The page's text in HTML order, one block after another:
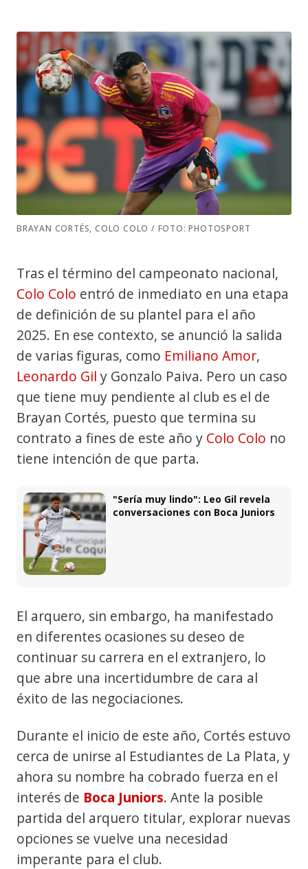
BRAYAN CORTÉS, COLO COLO / FOTO: PHOTOSPORT
Tras el término del campeonato nacional,
Colo Colo entró de inmediato en una etapa
de definición de su plantel para el año
2025. En ese contexto, se anunció la salida
de varias figuras, como Emiliano Amor,
Leonardo Gil y Gonzalo Paiva. Pero un caso
que tiene muy pendiente al club es el de
Brayan Cortés, puesto que termina su
contrato a fines de este año y Colo Colo no
tiene intención de que parta.
"Sería muy lindo": Leo Gil revela
conversaciones con Boca Juniors
El arquero, sin embargo, ha manifestado
en diferentes ocasiones su deseo de
continuar su carrera en el extranjero, lo
que abre una incertidumbre de cara al
éxito de las negociaciones.
Durante el inicio de este año, Cortés estuvo
cerca de unirse al Estudiantes de La Plata, y
ahora su nombre ha cobrado fuerza en el
interés de Boca Juniors. Ante la posible
partida del arquero titular, explorar nuevas
opciones se vuelve una necesidad
imperante para el club.